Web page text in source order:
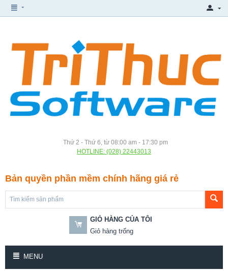
Thứ 2 - Thứ 6, từ 08:00 am - 17:30 pm
HOTLINE: (028) 22443013
Bản quyền phần mềm chính hãng giá rẻ
GIỎ HÀNG CỦA TÔI
Giỏ hàng trống
MENU